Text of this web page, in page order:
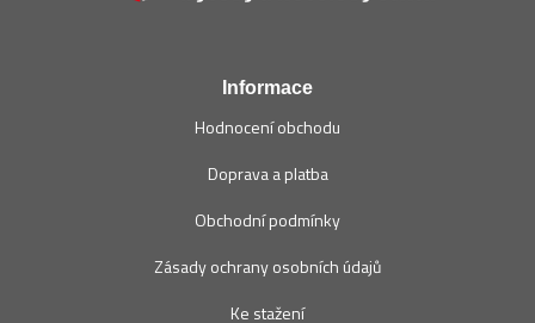
Informace
Hodnocení obchodu
Doprava a platba
Obchodní podmínky
Zásady ochrany osobních údajů
Ke stažení